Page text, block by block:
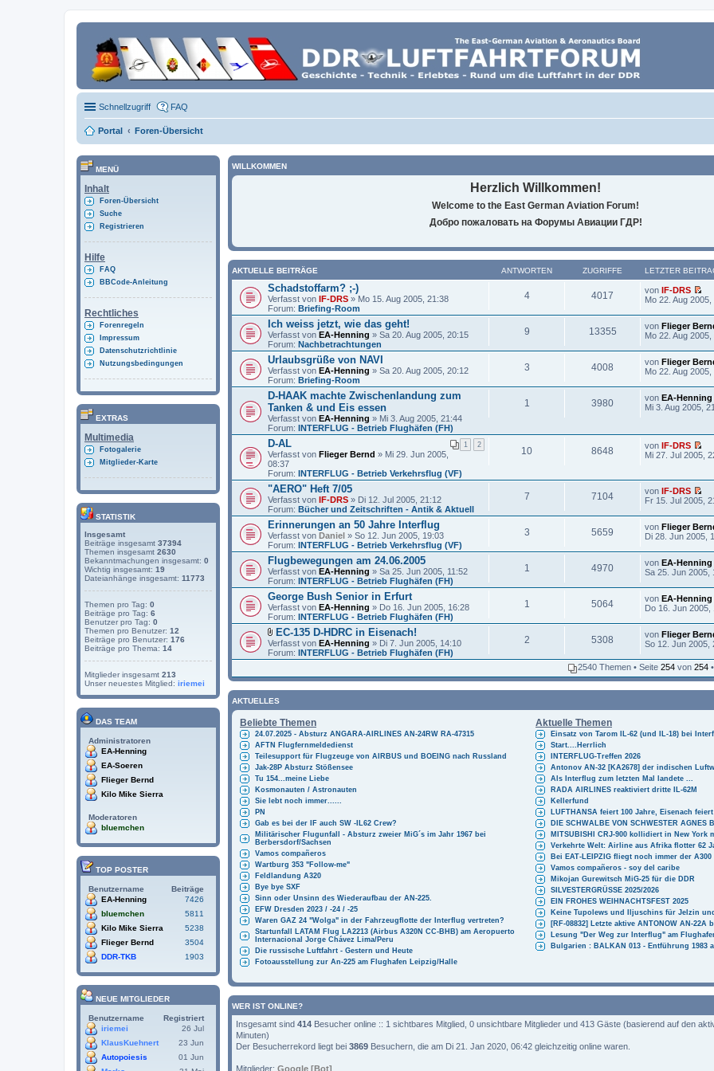
Schnellzugriff FAQ
Portal Foren-Übersicht
WILLKOMMEN
Herzlich Willkommen!
Welcome to the East German Aviation Forum!
Добро пожаловать на Форумы Авиации ГДР!
AKTUELLE BEITRÄGE ANTWORTEN ZUGRIFFE LETZTER
Schadstoffarm? ;-)
Verfasst von IF-DRS » Mo 15. Aug 2005, 21:38
Forum: Briefing-Room
4 4017 von IF-DRS
E
s
t
e
n
g
e
s
r
B
i
r
a
g
Mo 22. Aug 2005,
Ich weiss jetzt, wie das geht!
Verfasst von EA-Henning » Sa 20. Aug 2005, 20:15
Forum: Nachbetrachtungen
9 13355 von Flieger
Mo 22. Aug 2005,
Urlaubsgrüße von NAVI
Verfasst von EA-Henning » Sa 20. Aug 2005, 20:12
Forum: Briefing-Room
3 4008 von Flieger
Mo 22. Aug 2005,
D-HAAK machte Zwischenlandung zum
Tanken & und Eis essen
Verfasst von EA-Henning » Mi 3. Aug 2005, 21:44
Forum: INTERFLUG - Betrieb Flughäfen (FH)
1 3980 von EA-Henning
Mi 3. Aug 2005,
D-AL 1 2
Verfasst von Flieger Bernd » Mi 29. Jun 2005,
08:37
Forum: INTERFLUG - Betrieb Verkehrsflug (VF)
10 8648 von IF-DRS
E
r
t
r
g
e
s
e
n
e
r
e
i
t
a
g
Mi 27. Jul 2005,
"AERO" Heft 7/05
Verfasst von IF-DRS » Di 12. Jul 2005, 21:12
Forum: Bücher und Zeitschriften - Antik & Aktuell
7 7104 von IF-DRS
E
r
s
t
e
u
n
g
e
s
e
n
e
B
e
i
t
a
Fr 15. Jul 2005,
Erinnerungen an 50 Jahre Interflug
Verfasst von Daniel » So 12. Jun 2005, 19:03
Forum: INTERFLUG - Betrieb Verkehrsflug (VF)
3 5659 von Flieger
Di 28. Jun 2005,
Flugbewegungen am 24.06.2005
Verfasst von EA-Henning » Sa 25. Jun 2005, 11:52
Forum: INTERFLUG - Betrieb Flughäfen (FH)
1 4970 von EA-Henning
Sa 25. Jun 2005,
George Bush Senior in Erfurt
Verfasst von EA-Henning » Do 16. Jun 2005, 16:28
Forum: INTERFLUG - Betrieb Flughäfen (FH)
1 5064 von EA-Henning
Do 16. Jun 2005,
D
a
t
i
a
n
n
g
EC-135 D-HDRC in Eisenach!
Verfasst von EA-Henning » Di 7. Jun 2005, 14:10
Forum: INTERFLUG - Betrieb Flughäfen (FH)
2 5308 von Flieger
So 12. Jun 2005,
2540 Themen • Seite 254 von 254 •
AKTUELLES
Beliebte Themen Aktuelle Themen
24.07.2025 - Absturz ANGARA-AIRLINES AN-24RW RA-47315
AFTN Flugfernmeldedienst
Teilesupport für Flugzeuge von AIRBUS und BOEING nach Russland
Jak-28P Absturz Stößensee
Tu 154...meine Liebe
Kosmonauten / Astronauten
Sie lebt noch immer......
PN
Gab es bei der IF auch SW -IL62 Crew?
Militärischer Flugunfall - Absturz zweier MiG´s im Jahr 1967 bei
Berbersdorf/Sachsen
Vamos compañeros
Wartburg 353 "Follow-me"
Feldlandung A320
Bye bye SXF
Sinn oder Unsinn des Wiederaufbau der AN-225.
EFW Dresden 2023 / -24 / -25
Waren GAZ 24 "Wolga" in der Fahrzeugflotte der Interflug vertreten?
Startunfall LATAM Flug LA2213 (Airbus A320N CC-BHB) am Aeropuerto
Internacional Jorge Chávez Lima/Peru
Die russische Luftfahrt - Gestern und Heute
Fotoausstellung zur An-225 am Flughafen Leipzig/Halle
Einsatz von Tarom IL-62 (und IL-18) bei
Start....Herrlich
INTERFLUG-Treffen 2026
Antonov AN-32 [KA2678] der indischen
Als Interflug zum letzten Mal landete ...
RADA AIRLINES reaktiviert dritte IL-62M
Kellerfund
LUFTHANSA feiert 100 Jahre, Eisenach
DIE SCHWALBE VON SCHWESTER AGNES
MITSUBISHI CRJ-900 kollidiert in New York
Verkehrte Welt: Airline aus Afrika flotter 62
Bei EAT-LEIPZIG fliegt noch immer der A300
Vamos compañeros - soy del caribe
Mikojan Gurewitsch MiG-25 für die DDR
SILVESTERGRÜSSE 2025/2026
EIN FROHES WEIHNACHTSFEST 2025
Keine Tupolews und Iljuschins für Jelzin
[RF-08832] Letzte aktive ANTONOW AN-22A
Lesung "Der Weg zur Interflug" am
Bulgarien : BALKAN 013 - Entführung 1983
WER IST ONLINE?
Insgesamt sind 414 Besucher online :: 1 sichtbares Mitglied, 0 unsichtbare Mitglieder und 413 Gäste (basierend auf den
Minuten)
Der Besucherrekord liegt bei 3869 Besuchern, die am Di 21. Jan 2020, 06:42 gleichzeitig online waren.
Mitglieder: Google [Bot]
MENÜ
Inhalt
Foren-Übersicht
Suche
Registrieren
Hilfe
FAQ
BBCode-Anleitung
Rechtliches
Forenregeln
Impressum
Datenschutzrichtlinie
Nutzungsbedingungen
EXTRAS
Multimedia
Fotogalerie
Mitglieder-Karte
STATISTIK
Insgesamt
Beiträge insgesamt 37394
Themen insgesamt 2630
Bekanntmachungen insgesamt: 0
Wichtig insgesamt: 19
Dateianhänge insgesamt: 11773
Themen pro Tag: 0
Beiträge pro Tag: 6
Benutzer pro Tag: 0
Themen pro Benutzer: 12
Beiträge pro Benutzer: 176
Beiträge pro Thema: 14
Mitglieder insgesamt 213
Unser neuestes Mitglied: iriemei
DAS TEAM
Administratoren
EA-Henning
EA-Soeren
Flieger Bernd
Kilo Mike Sierra
Moderatoren
bluemchen
TOP POSTER
Benutzername
Beiträge
EA-Henning
7426
bluemchen
5811
Kilo Mike Sierra
5238
Flieger Bernd
3504
DDR-TKB
1903
NEUE MITGLIEDER
Benutzername
Registriert
iriemei
26 Jul
KlausKuehnert
23 Jun
Autopoiesis
01 Jun